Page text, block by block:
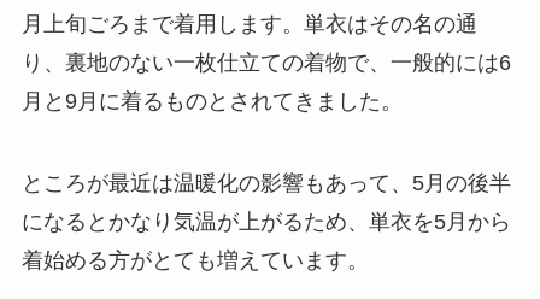
月上旬ごろまで着用します。単衣はその名の通
り、裏地のない一枚仕立ての着物で、一般的には6
月と9月に着るものとされてきました。
ところが最近は温暖化の影響もあって、5月の後半
になるとかなり気温が上がるため、単衣を5月から
着始める方がとても増えています。